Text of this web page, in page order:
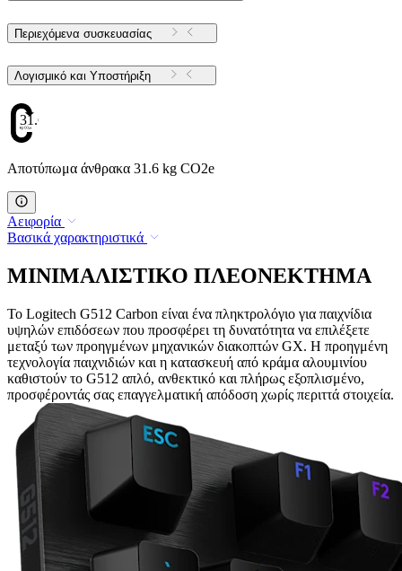
Περιεχόμενα συσκευασίας
Λογισμικό και Υποστήριξη
31.6
Αποτύπωμα άνθρακα 31.6 kg CO2e
Αειφορία
Βασικά χαρακτηριστικά
ΜΙΝΙΜΑΛΙΣΤΙΚΟ ΠΛΕΟΝΕΚΤΗΜΑ
Το Logitech G512 Carbon είναι ένα πληκτρολόγιο για παιχνίδια
υψηλών επιδόσεων που προσφέρει τη δυνατότητα να επιλέξετε
μεταξύ των προηγμένων μηχανικών διακοπτών GX. Η προηγμένη
τεχνολογία παιχνιδιών και η κατασκευή από κράμα αλουμινίου
καθιστούν το G512 απλό, ανθεκτικό και πλήρως εξοπλισμένο,
προσφέροντάς σας επαγγελματική απόδοση χωρίς περιττά στοιχεία.